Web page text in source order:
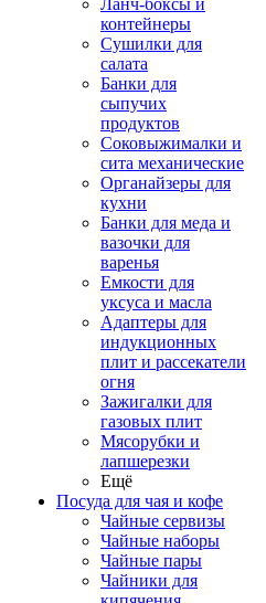
Ланч-боксы и
контейнеры
Сушилки для
салата
Банки для
сыпучих
продуктов
Соковыжималки и
сита механические
Органайзеры для
кухни
Банки для меда и
вазочки для
варенья
Емкости для
уксуса и масла
Адаптеры для
индукционных
плит и рассекатели
огня
Зажигалки для
газовых плит
Мясорубки и
лапшерезки
Ещё
Посуда для чая и кофе
Чайные сервизы
Чайные наборы
Чайные пары
Чайники для